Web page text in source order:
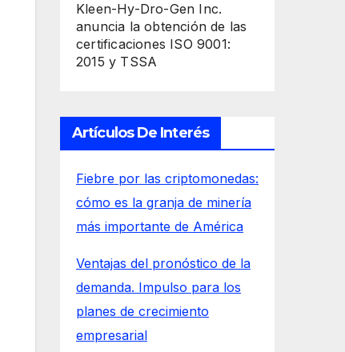
Kleen-Hy-Dro-Gen Inc.
anuncia la obtención de las
certificaciones ISO 9001:
2015 y TSSA
Artículos De Interés
Fiebre por las criptomonedas:
cómo es la granja de minería
más importante de América
Ventajas del pronóstico de la
demanda. Impulso para los
planes de crecimiento
empresarial